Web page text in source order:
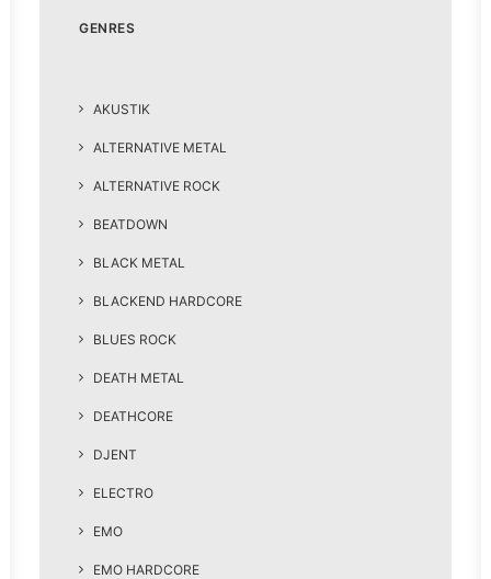
GENRES
AKUSTIK
ALTERNATIVE METAL
ALTERNATIVE ROCK
BEATDOWN
BLACK METAL
BLACKEND HARDCORE
BLUES ROCK
DEATH METAL
DEATHCORE
DJENT
ELECTRO
EMO
EMO HARDCORE